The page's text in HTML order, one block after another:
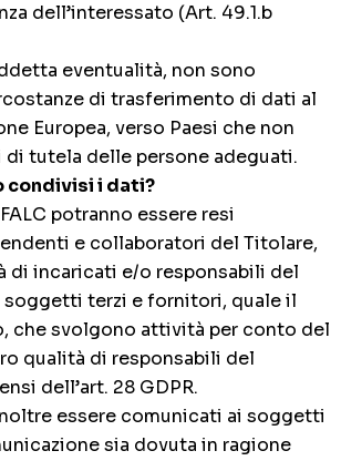
dell’interessato (Art. 49.1.b
eventualità, non sono
di trasferimento di dati al
Europea, verso Paesi che non
tutela delle persone adeguati.
condivisi i dati?
potranno essere resi
e collaboratori del Titolare,
di incaricati e/o responsabili del
soggetti terzi e fornitori, quale il
che svolgono attività per conto del
qualità di responsabili del
dell’art. 28 GDPR.
essere comunicati ai soggetti
sia dovuta in ragione